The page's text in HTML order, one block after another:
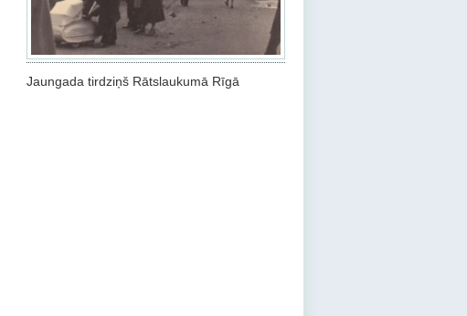
Jaungada tirdziņš Rātslaukumā Rīgā